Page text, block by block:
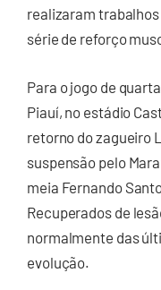
realizaram
série de reforço
Para o jogo de
Piauí, no estádio
retorno do zagueiro
suspensão pelo
meia Fernando
Recuperados de
normalmente das
evolução.